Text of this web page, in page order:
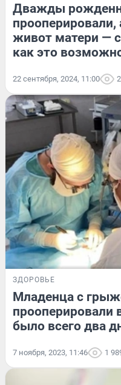
Дважды
прооперировали,
живот матери —
как это
22 сентября, 2024, 11:00
ЗДОРОВЬЕ
Младенца с
было всего два
7 ноября, 2023, 11:46 1